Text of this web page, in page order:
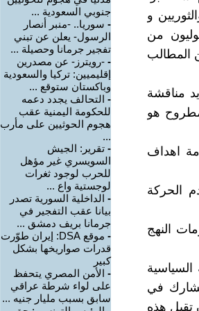
و
من
المطالب
مناقشة
هو
اهداف
الحركة
النهج
السياسية
في
تقبل هذه
جنوبي السعودية ...
- سوريا.. -منبر أنصار
الرسول- يعلن عن تبني
تفجير جرمانا وحصيلة ...
- -رويترز- عن مصدرين
إقليميين: تركيا والسعودية
وباكستان ستوقع ...
- التحالف يجدد دعمه
للحكومة اليمنية عقب
هجوم الحوثيين على مأرب
...
- تقرير: الجيش
السويسري غير مؤهل
للحرب لوجود ثغرات
لوجستية واع ...
- الداخلية السورية تصدر
بيانا عقب التفجير في
جرمانا بريف دمشق ...
-
موقع DSA: إيران طوّرت
قدرات صواريخها بشكل
كبير
- الأمن المصري يتحفظ
على لواء شرطة عراقي
سابق بسبب مليار جنيه ...